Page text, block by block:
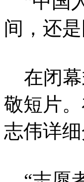
间，还
在闭幕
敬短片
志伟详